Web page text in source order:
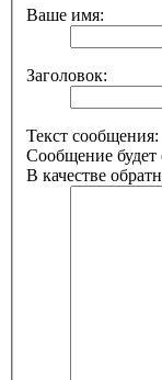
Ваше имя:
Заголовок:
Текст сообщения:
Сообщение будет
В качестве